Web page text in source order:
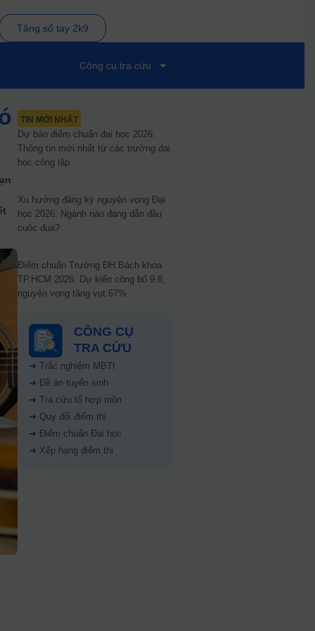
Tặng sổ tay 2k9
Công cụ tra cứu
TIN MỚI NHẤT
Dự báo điểm chuẩn đại học 2026:
Thông tin mới nhất từ các trường đại
học công lập
Xu hướng đăng ký nguyện vọng Đại
học 2026: Ngành nào đang dẫn đầu
cuộc đua?
Điểm chuẩn Trường ĐH Bách khoa
TP.HCM 2026: Dự kiến công bố 9.8,
nguyện vọng tăng vọt 67%
CÔNG CỤ
TRA CỨU
➜ Trắc nghiệm MBTI
➜ Đề án tuyển sinh
➜ Tra cứu tổ hợp môn
➜ Quy đổi điểm thi
➜ Điểm chuẩn Đại học
➜ Xếp hạng điểm thi